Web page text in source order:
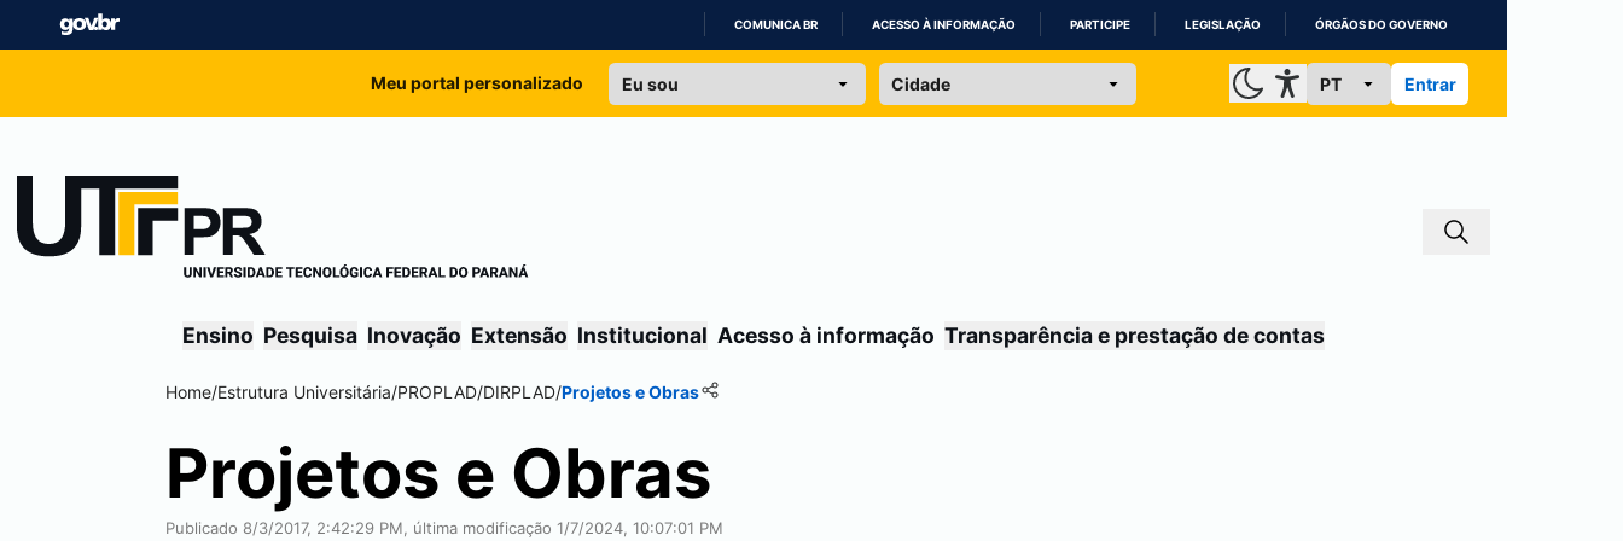
IR
COMUNICA BR ACESSO À INFORMAÇÃO PARTICIPE LEGISLAÇÃO ÓRGÃOS DO GOVERNO
Meu portal personalizado Entrar
Ensino Pesquisa Inovação Extensão Institucional Acesso à informação Transparência e prestação de contas
Home/Estrutura Universitária/PROPLAD/DIRPLAD/Projetos e Obras
Projetos e Obras
Publicado 8/3/2017, 2:42:29 PM, última modificação 1/7/2024, 10:07:01 PM